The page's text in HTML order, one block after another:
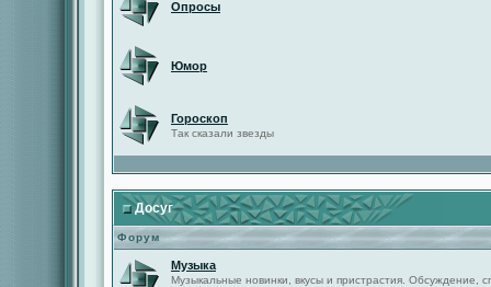
Опросы
Юмор
Гороскоп
Так сказали звезды
Досуг
Форум
Музыка
Музыкальные новинки, вкусы и пристрастия. Обсуждение,